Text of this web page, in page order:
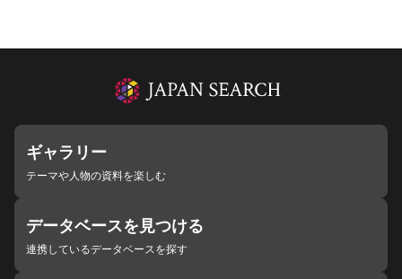
ギャラリー
テーマや人物の資料を楽しむ
データベースを見つける
連携しているデータベースを探す